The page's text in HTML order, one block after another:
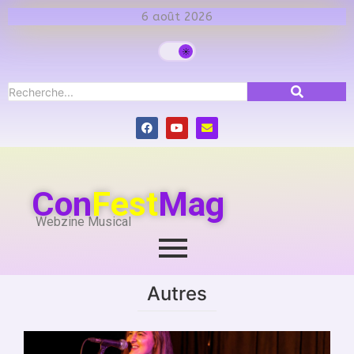
6 août 2026
ConFestMag
Webzine Musical
Autres